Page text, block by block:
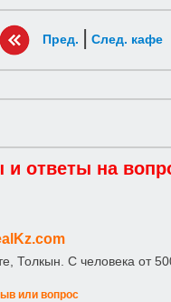
Пред. | След. кафе
ответы на
Толкын. С человека от
или вопрос